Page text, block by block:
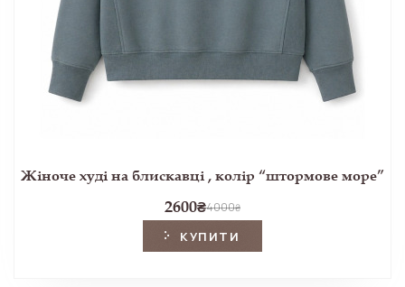
Жіноче худі на блискавці , колір “штормове море”
2600₴4000₴
КУПИТИ